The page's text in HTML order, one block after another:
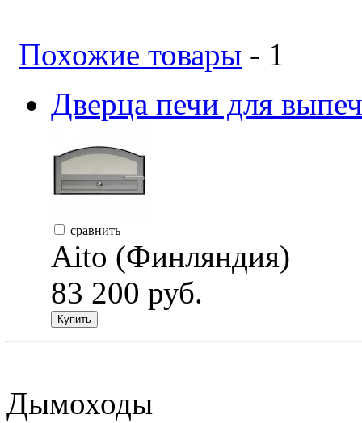
Похожие товары - 1
Дверца печи для
сравнить
Aito (Финляндия)
83 200 руб.
Купить
Дымоходы